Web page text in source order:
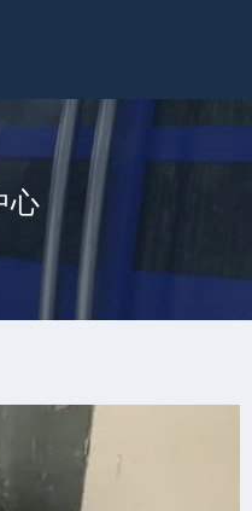
水线和生产设备
线
心